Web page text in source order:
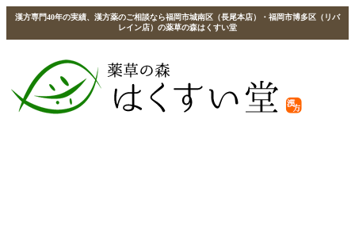
漢方専門40年の実績、漢方薬のご相談なら福岡市城南区（長尾本店）・福岡市博多区（リバ
レイン店）の薬草の森はくすい堂